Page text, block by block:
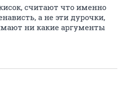
считают что именно
а не эти дурочки,
ни какие аргументы